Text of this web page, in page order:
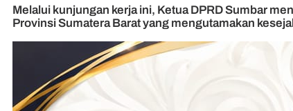
Melalui kunjungan kerja ini, Ketua DPRD Sumbar
Provinsi Sumatera Barat yang mengutamakan